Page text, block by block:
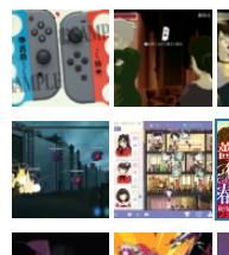
女性向け
アプリレビュー
その他
電ファミニコゲーマーとは
運営：株式会社マレ